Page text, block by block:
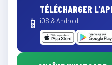
📱
TÉLÉCHARGER
iOS & Android